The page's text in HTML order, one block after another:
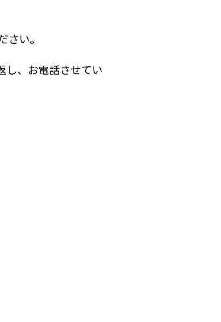
い。
し、お電話させてい